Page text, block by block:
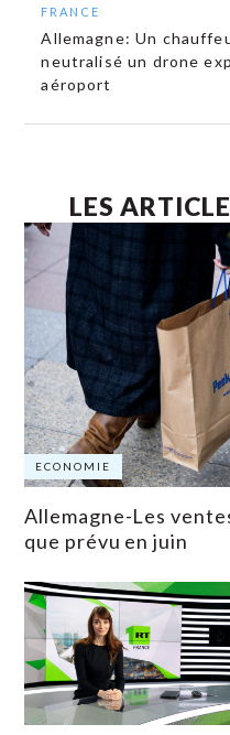
FRANCE
Allemagne: Un
neutralisé un drone
aéroport
LES
ECONOMIE
Allemagne-Les
que prévu en juin